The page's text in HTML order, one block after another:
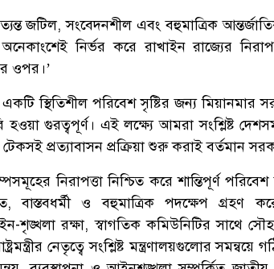
জটিল, সংবেদনশীল এবং বহুমাত্রিক
নির্ভর করে রাখাইন রাজ্যের
ওপর।’
একটি স্থিতিশীল পরিবেশ সৃষ্টির জন্য
হওয়া গুরত্বপূর্ণ। এই লক্ষ্যে আমরা সংশ্লিষ্ট
টেকসই প্রত্যাবাসন প্রক্রিয়া শুরু করাই বর্তমান
নিরাপত্তা নিশ্চিত করে শান্তিপূর্ণ
বাস্তবধর্মী ও বহুমাত্রিক পদক্ষেপ গ্রহণ
শৃঙ্খলা রক্ষা, স্বাগতিক কমিউনিটির সাথে
নেতৃত্বে সংশ্লিষ্ট মন্ত্রণালয়গুলোর